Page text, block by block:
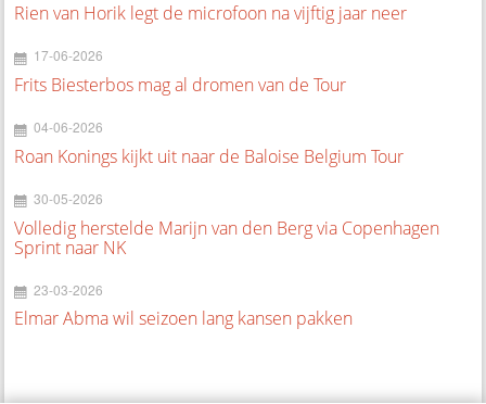
Rien van Horik legt de microfoon na vijftig jaar neer
17-06-2026
Frits Biesterbos mag al dromen van de Tour
04-06-2026
Roan Konings kijkt uit naar de Baloise Belgium Tour
30-05-2026
Volledig herstelde Marijn van den Berg via Copenhagen
Sprint naar NK
23-03-2026
Elmar Abma wil seizoen lang kansen pakken